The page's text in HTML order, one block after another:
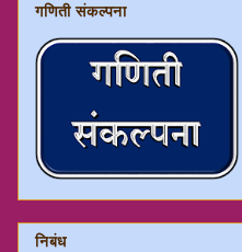
गणिती संकल्पना
निबंध